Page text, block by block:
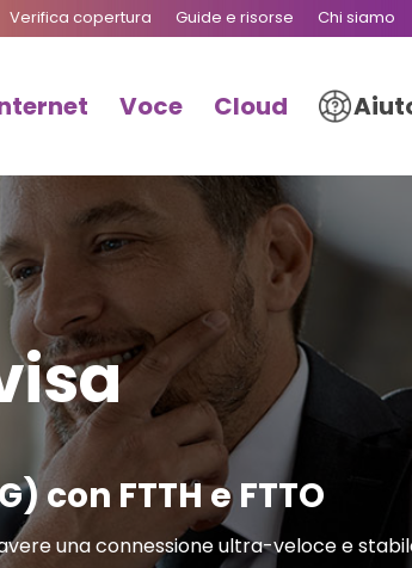
Verifica copertura Guide e risorse Chi siamo
Voce Cloud
con FTTH e FTTO
una connessione ultra-veloce e